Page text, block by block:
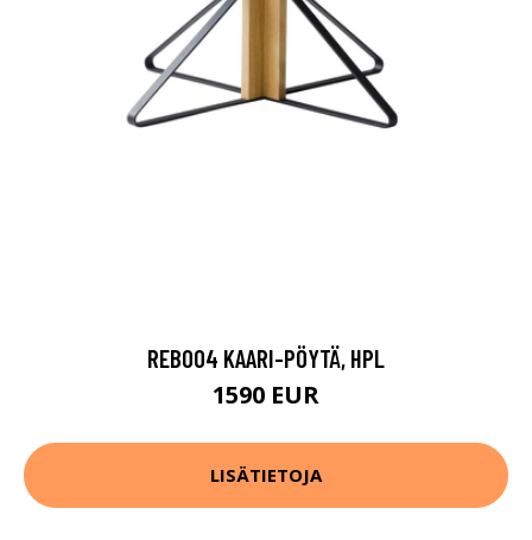
REB004 KAARI-PÖYTÄ, HPL
1590 EUR
LISÄTIETOJA